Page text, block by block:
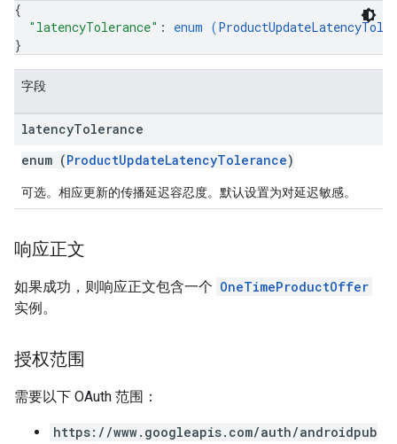
{
"latencyTolerance" : enum (
}
字段
latencyTolerance
enum (ProductUpdateLatencyTolerance)
可选。相应更新的传播延迟容忍度。默认设置为对延迟敏感。
响应正文
如果成功，则响应正文包含一个 OneTimeProductOffer
实例。
授权范围
需要以下 OAuth 范围：
https://www.googleapis.com/auth/androidpub